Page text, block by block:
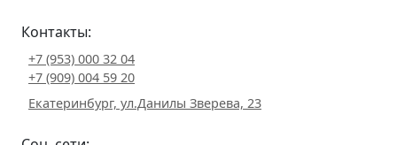
Контакты:
+7 (953) 000 32 04
+7 (909) 004 59 20
Екатеринбург, ул.Данилы Зверева, 23